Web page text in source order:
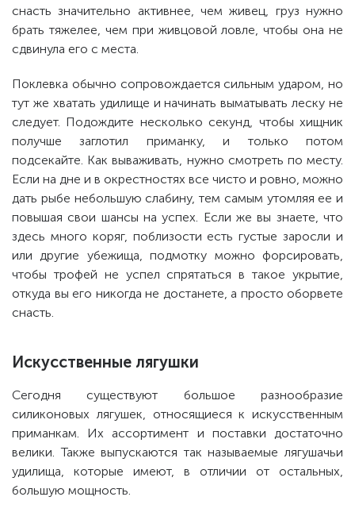
снасть значительно активнее, чем живец, груз нужно
брать тяжелее, чем при живцовой ловле, чтобы она не
сдвинула его с места.
Поклевка обычно сопровождается сильным ударом, но
тут же хватать удилище и начинать выматывать леску не
следует. Подождите несколько секунд, чтобы хищник
получше заглотил приманку, и только потом
подсекайте. Как вываживать, нужно смотреть по месту.
Если на дне и в окрестностях все чисто и ровно, можно
дать рыбе небольшую слабину, тем самым утомляя ее и
повышая свои шансы на успех. Если же вы знаете, что
здесь много коряг, поблизости есть густые заросли и
или другие убежища, подмотку можно форсировать,
чтобы трофей не успел спрятаться в такое укрытие,
откуда вы его никогда не достанете, а просто оборвете
снасть.
Искусственные лягушки
Сегодня существуют большое разнообразие
силиконовых лягушек, относящиеся к искусственным
приманкам. Их ассортимент и поставки достаточно
велики. Также выпускаются так называемые лягушачьи
удилища, которые имеют, в отличии от остальных,
большую мощность.